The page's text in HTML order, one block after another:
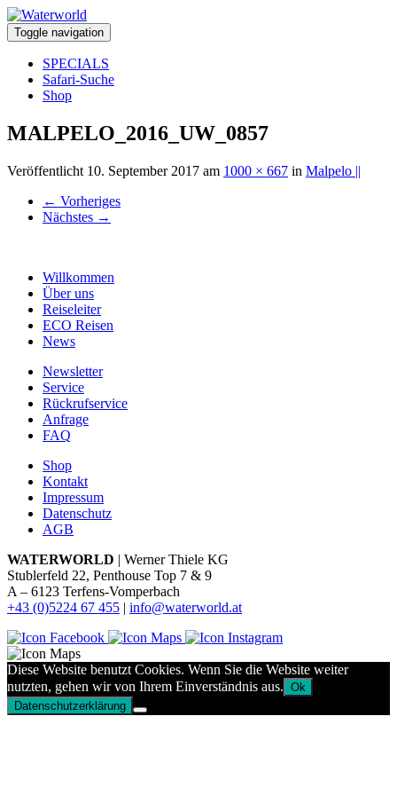
Toggle navigation
SPECIALS
Safari-Suche
Shop
MALPELO_2016_UW_0857
Veröffentlicht 10. September 2017 am 1000 × 667 in Malpelo ||
← Vorheriges
Nächstes →
Willkommen
Über uns
Reiseleiter
ECO Reisen
News
Newsletter
Service
Rückrufservice
Anfrage
FAQ
Shop
Kontakt
Impressum
Datenschutz
AGB
WATERWORLD | Werner Thiele KG
Stublerfeld 22, Penthouse Top 7 & 9
A – 6123 Terfens-Vomperbach
+43 (0)5224 67 455 | info@waterworld.at
Diese Website benutzt Cookies. Wenn Sie die Website weiter
nutzten, gehen wir von Ihrem Einverständnis aus. Ok
Datenschutzerklärung